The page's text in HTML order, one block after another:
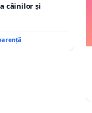
câinilor și